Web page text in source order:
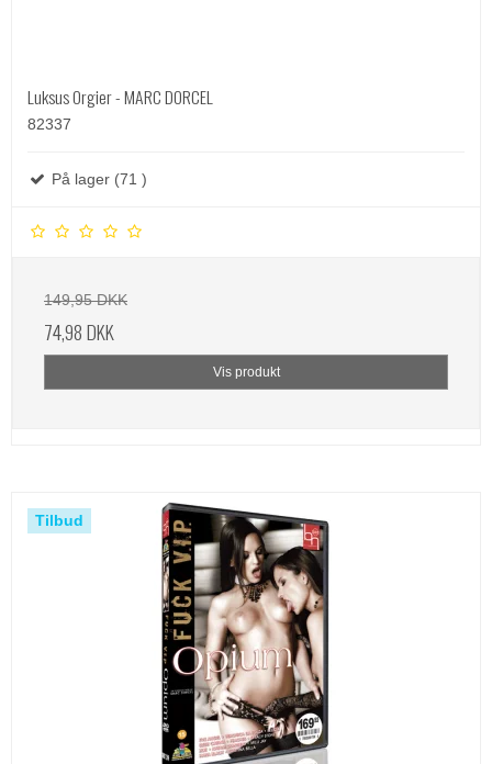
Luksus Orgier - MARC DORCEL
82337
På lager (71 )
149,95 DKK
74,98 DKK
Vis produkt
Tilbud